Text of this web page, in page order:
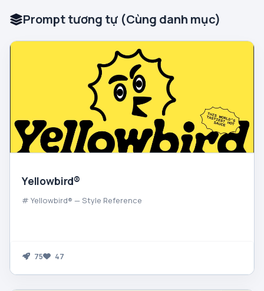
Prompt tương tự (Cùng danh mục)
Yellowbird®
# Yellowbird® — Style Reference
75 47